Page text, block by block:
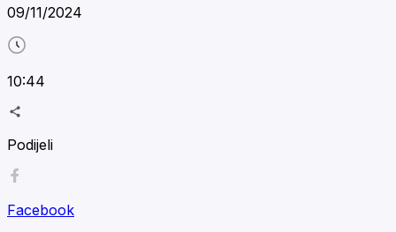
09/11/2024
10:44
Podijeli
Facebook